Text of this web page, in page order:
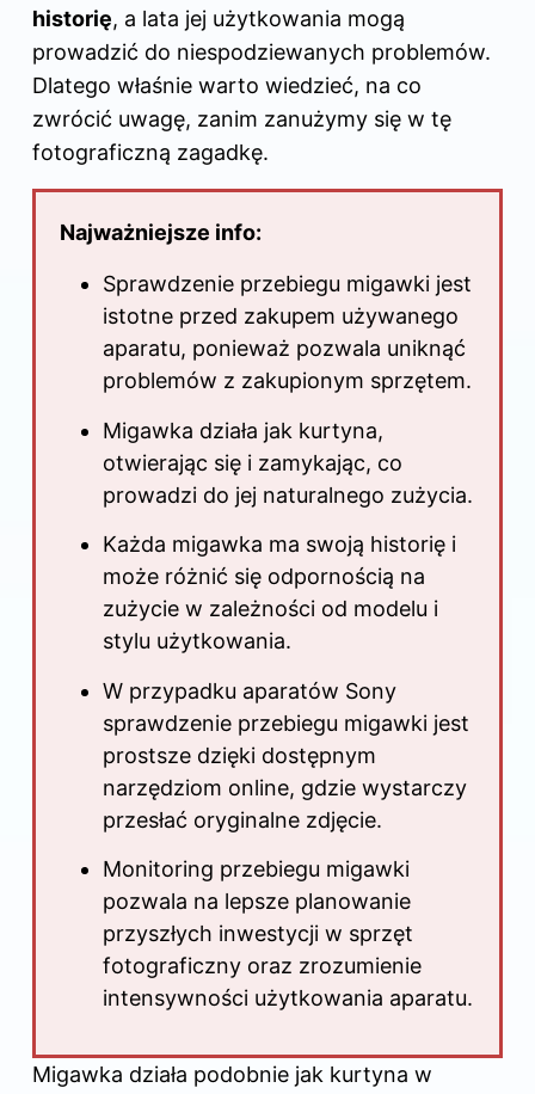
historię, a lata jej użytkowania mogą
prowadzić do niespodziewanych problemów.
Dlatego właśnie warto wiedzieć, na co
zwrócić uwagę, zanim zanużymy się w tę
fotograficzną zagadkę.
Najważniejsze info:
Sprawdzenie przebiegu migawki jest
istotne przed zakupem używanego
aparatu, ponieważ pozwala uniknąć
problemów z zakupionym sprzętem.
Migawka działa jak kurtyna,
otwierając się i zamykając, co
prowadzi do jej naturalnego zużycia.
Każda migawka ma swoją historię i
może różnić się odpornością na
zużycie w zależności od modelu i
stylu użytkowania.
W przypadku aparatów Sony
sprawdzenie przebiegu migawki jest
prostsze dzięki dostępnym
narzędziom online, gdzie wystarczy
przesłać oryginalne zdjęcie.
Monitoring przebiegu migawki
pozwala na lepsze planowanie
przyszłych inwestycji w sprzęt
fotograficzny oraz zrozumienie
intensywności użytkowania aparatu.
Migawka działa podobnie jak kurtyna w